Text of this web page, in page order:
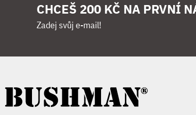
CHCEŠ 200 KČ NA PRVNÍ
Zadej svůj e-mail!